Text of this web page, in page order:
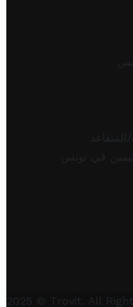
في تونس
2025 © Trovit. All